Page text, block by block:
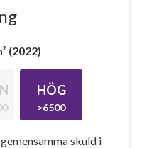
(2022)
HÖG
>6500
skuld i